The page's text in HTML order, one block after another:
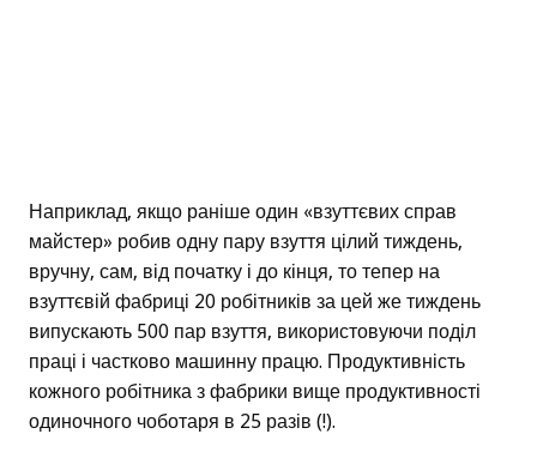
Наприклад, якщо раніше один «взуттєвих справ
майстер» робив одну пару взуття цілий тиждень,
вручну, сам, від початку і до кінця, то тепер на
взуттєвій фабриці 20 робітників за цей же тиждень
випускають 500 пар взуття, використовуючи поділ
праці і частково машинну працю. Продуктивність
кожного робітника з фабрики вище продуктивності
одиночного чоботаря в 25 разів (!).